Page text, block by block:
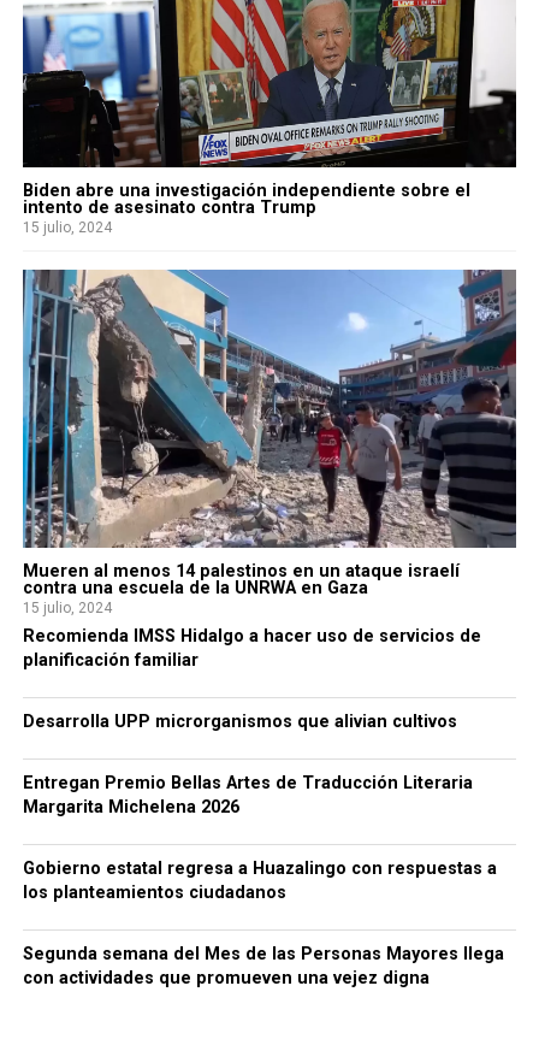
Biden abre una investigación independiente sobre el
intento de asesinato contra Trump
15 julio, 2024
Mueren al menos 14 palestinos en un ataque israelí
contra una escuela de la UNRWA en Gaza
15 julio, 2024
Recomienda IMSS Hidalgo a hacer uso de servicios de
planificación familiar
Desarrolla UPP microrganismos que alivian cultivos
Entregan Premio Bellas Artes de Traducción Literaria
Margarita Michelena 2026
Gobierno estatal regresa a Huazalingo con respuestas a
los planteamientos ciudadanos
Segunda semana del Mes de las Personas Mayores llega
con actividades que promueven una vejez digna